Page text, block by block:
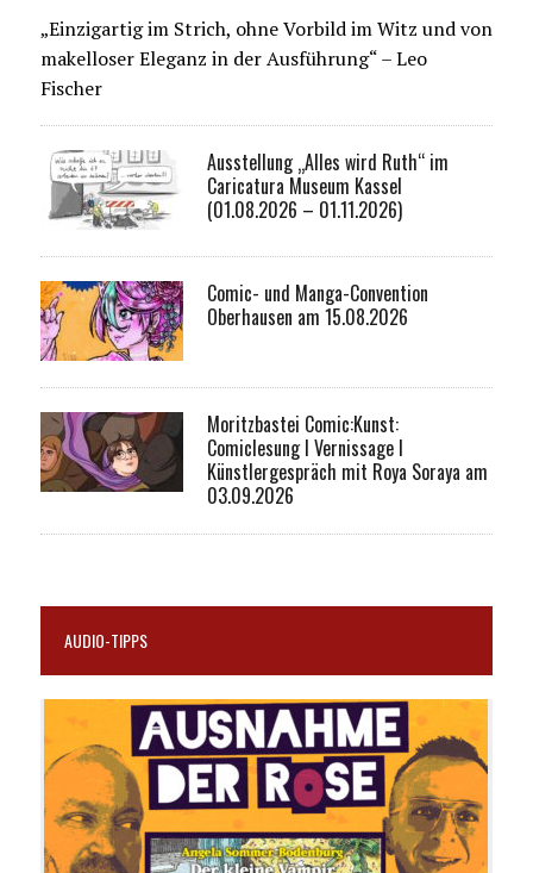
„Einzigartig im Strich, ohne Vorbild im Witz und von
makelloser Eleganz in der Ausführung“ – Leo
Fischer
Ausstellung „Alles wird Ruth“ im
Caricatura Museum Kassel
(01.08.2026 – 01.11.2026)
Comic- und Manga-Convention
Oberhausen am 15.08.2026
Moritzbastei Comic:Kunst:
Comiclesung I Vernissage I
Künstlergespräch mit Roya Soraya am
03.09.2026
AUDIO-TIPPS